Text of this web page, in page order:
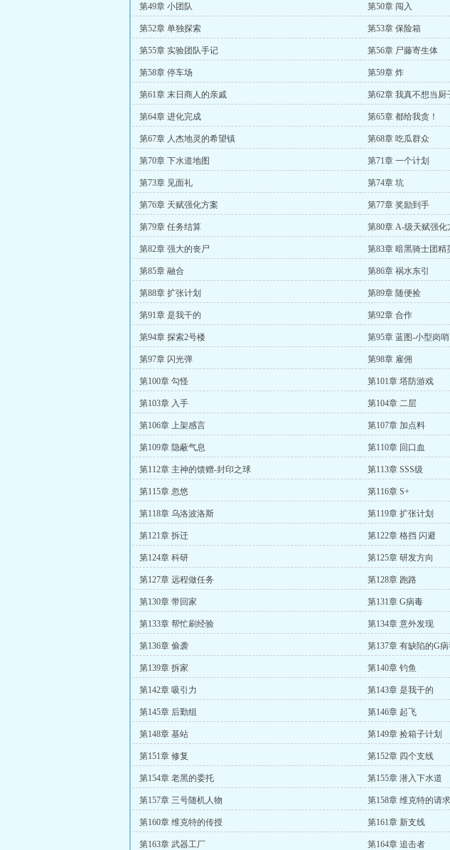
第49章 小团队 第50章 闯入
第52章 单独探索 第53章 保险箱
第55章 实验团队手记 第56章 尸藤寄生体
第58章 停车场 第59章 炸
第61章 末日商人的亲戚 第62章 我真不想当厨
第64章 进化完成 第65章 都给我贪！
第67章 人杰地灵的希望镇 第68章 吃瓜群众
第70章 下水道地图 第71章 一个计划
第73章 见面礼 第74章 坑
第76章 天赋强化方案 第77章 奖励到手
第79章 任务结算 第80章 A-级天赋强化
第82章 强大的丧尸 第83章 暗黑骑士团精
第85章 融合 第86章 祸水东引
第88章 扩张计划 第89章 随便捡
第91章 是我干的 第92章 合作
第94章 探索2号楼 第95章 蓝图-小型岗哨
第97章 闪光弹 第98章 雇佣
第100章 勾怪 第101章 塔防游戏
第103章 入手 第104章 二层
第106章 上架感言 第107章 加点料
第109章 隐蔽气息 第110章 回口血
第112章 主神的馈赠-封印之球 第113章 SSS级
第115章 忽悠 第116章 S+
第118章 乌洛波洛斯 第119章 扩张计划
第121章 拆迁 第122章 格挡 闪避
第124章 科研 第125章 研发方向
第127章 远程做任务 第128章 跑路
第130章 带回家 第131章 G病毒
第133章 帮忙刷经验 第134章 意外发现
第136章 偷袭 第137章 有缺陷的G
第139章 拆家 第140章 钓鱼
第142章 吸引力 第143章 是我干的
第145章 后勤组 第146章 起飞
第148章 基站 第149章 捡箱子计划
第151章 修复 第152章 四个支线
第154章 老黑的委托 第155章 潜入下水道
第157章 三号随机人物 第158章 维克特的请求
第160章 维克特的传授 第161章 新支线
第163章 武器工厂 第164章 追击者